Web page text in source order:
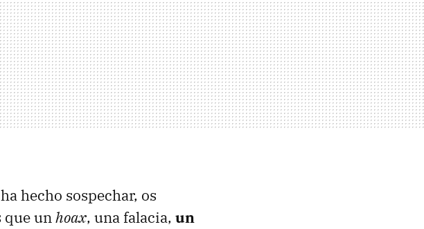
hecho sospechar, os
que unhoax, una falacia, un